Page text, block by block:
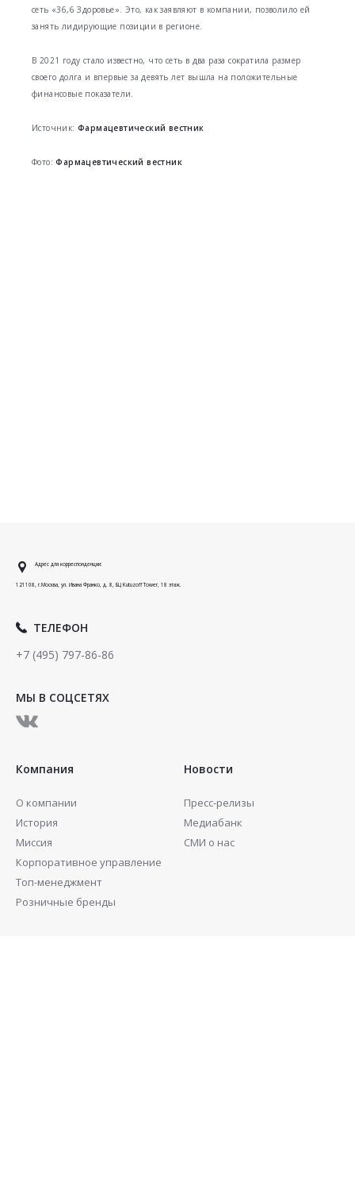
сеть «36,6 Здоровье». Это, как заявляют в компании, позволило ей
занять лидирующие позиции в регионе.
В 2021 году стало известно, что сеть в два раза сократила размер
своего долга и впервые за девять лет вышла на положительные
финансовые показатели.
Источник: Фармацевтический вестник
Фото:Фармацевтический вестник
Адрес для корреспонденции:
121108, г.Москва, ул. Ивана Франко, д. 8, БЦ Kutuzoff Tower, 18 этаж.
ТЕЛЕФОН
+7 (495) 797-86-86
МЫ В СОЦСЕТЯХ
Компания
О компании
История
Миссия
Корпоративное управление
Топ-менеджмент
Розничные бренды
Новости
Пресс-релизы
Медиабанк
СМИ о нас